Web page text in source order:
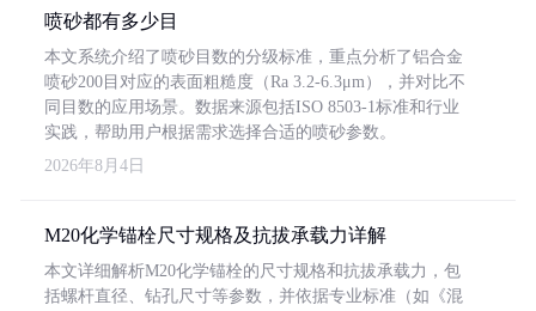
喷砂都有多少目
本文系统介绍了喷砂目数的分级标准，重点分析了铝合金
喷砂200目对应的表面粗糙度（Ra 3.2-6.3μm），并对比不
同目数的应用场景。数据来源包括ISO 8503-1标准和行业
实践，帮助用户根据需求选择合适的喷砂参数。
2026年8月4日
M20化学锚栓尺寸规格及抗拔承载力详解
本文详细解析M20化学锚栓的尺寸规格和抗拔承载力，包
括螺杆直径、钻孔尺寸等参数，并依据专业标准（如《混